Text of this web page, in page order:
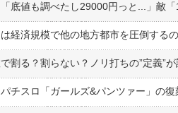
底値も調べたし29000円っと...」敵「
経済規模で他の地方都市を圧倒する
割る？割らない？ノリ打ちの”定義”が
パチスロ「ガールズ&パンツァー」の